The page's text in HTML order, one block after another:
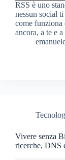
RSS è uno
nessun social
come funziona
ancora, a te e
Vivere senza
ricerche, DNS